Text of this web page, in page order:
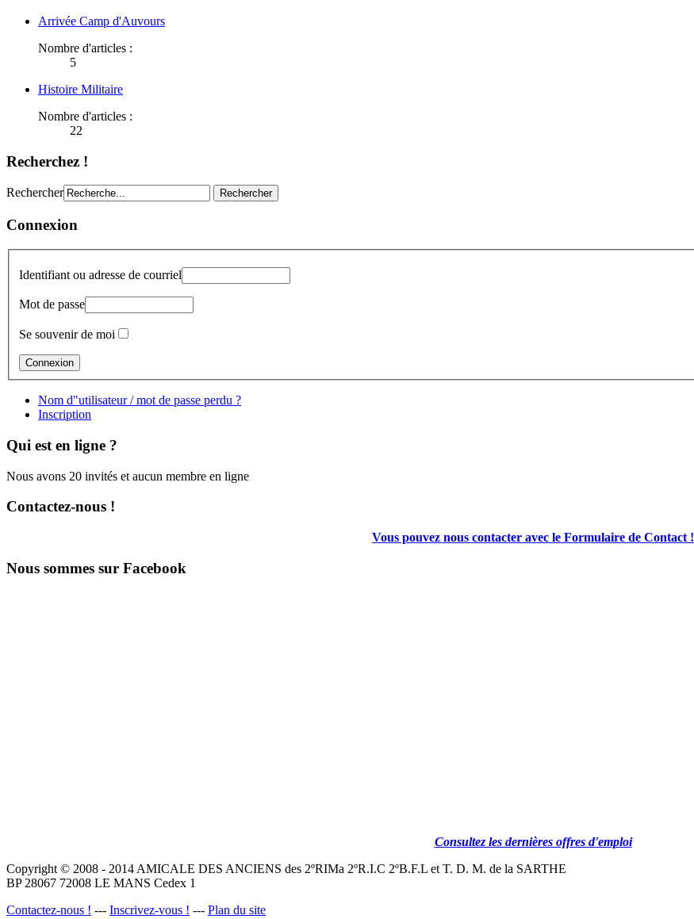
Arrivée Camp d'Auvours
Nombre d'articles :
5
Histoire Militaire
Nombre d'articles :
22
Recherchez !
Rechercher
Connexion
Identifiant ou adresse de courriel
Mot de passe
Se souvenir de moi
Nom d"utilisateur / mot de passe perdu ?
Inscription
Qui est en ligne ?
Nous avons 20 invités et aucun membre en ligne
Contactez-nous !
Vous pouvez nous contacter avec le Formulaire de Contact !
Nous sommes sur Facebook
Consultez les dernières offres d'emploi
Copyright © 2008 - 2014 AMICALE DES ANCIENS des 2ºRIMa 2ºR.I.C 2ºB.F.L et T. D. M. de la SARTHE
BP 28067 72008 LE MANS Cedex 1
Contactez-nous ! --- Inscrivez-vous ! --- Plan du site